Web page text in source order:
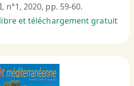
n°1, 2020, pp. 59-60.
et téléchargement gratuit